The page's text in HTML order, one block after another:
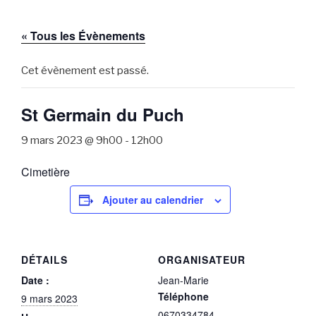
« Tous les Évènements
Cet évènement est passé.
St Germain du Puch
9 mars 2023 @ 9h00 - 12h00
Cimetière
Ajouter au calendrier
DÉTAILS
Date :
9 mars 2023
ORGANISATEUR
Jean-Marie
Téléphone